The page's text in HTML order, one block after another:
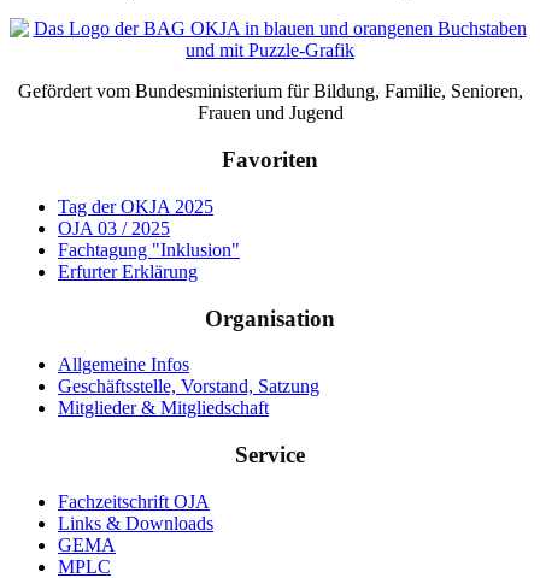
Gefördert vom Bundesministerium für Bildung, Familie, Senioren,
Frauen und Jugend
Favoriten
Tag der OKJA 2025
OJA 03 / 2025
Fachtagung "Inklusion"
Erfurter Erklärung
Organisation
Allgemeine Infos
Geschäftsstelle, Vorstand, Satzung
Mitglieder & Mitgliedschaft
Service
Fachzeitschrift OJA
Links & Downloads
GEMA
MPLC